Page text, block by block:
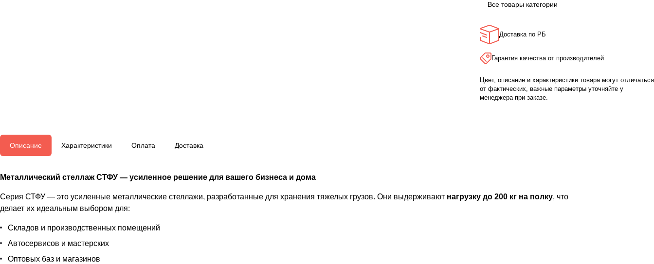
Все товары категории
Доставка по РБ
Гарантия качества от производителей
Цвет, описание и характеристики товара могут отличаться
от фактических, важные параметры уточняйте у
менеджера при заказе.
Описание Характеристики Оплата Доставка
Металлический стеллаж СТФУ — усиленное решение для вашего бизнеса и дома
Серия СТФУ — это усиленные металлические стеллажи, разработанные для хранения тяжелых грузов. Они выдерживают нагрузку до 200 кг на полку, что
делает их идеальным выбором для:
Складов и производственных помещений
Автосервисов и мастерских
Оптовых баз и магазинов